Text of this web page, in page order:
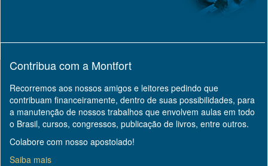
Contribua com a Montfort
Recorremos aos nossos amigos e leitores pedindo que
contribuam financeiramente, dentro de suas possibilidades, para
a manutenção de nossos trabalhos que envolvem aulas em todo
o Brasil, cursos, congressos, publicação de livros, entre outros.
Colabore com nosso apostolado!
Saiba mais